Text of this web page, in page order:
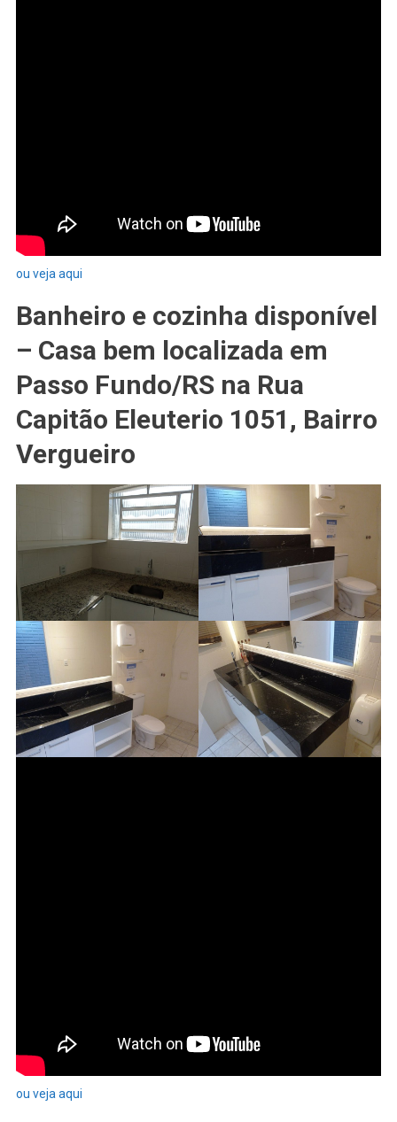
ou veja aqui
Banheiro e cozinha disponível
– Casa bem localizada em
Passo Fundo/RS na Rua
Capitão Eleuterio 1051, Bairro
Vergueiro
ou veja aqui